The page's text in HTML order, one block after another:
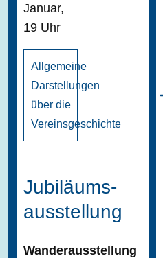
Januar,
19 Uhr
Allgemeine
Darstellungen
über die
Vereinsgeschichte
Jubiläums-
ausstellung
Wanderausstellung